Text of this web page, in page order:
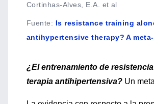
Cortinhas-Alves, E.A. et al
Fuente: Is resistance training
antihypertensive therapy? A
¿El entrenamiento de
terapia antihipertensiva? Un